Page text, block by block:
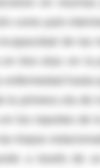
de las
tres olas: en
la primera ola de
tropas